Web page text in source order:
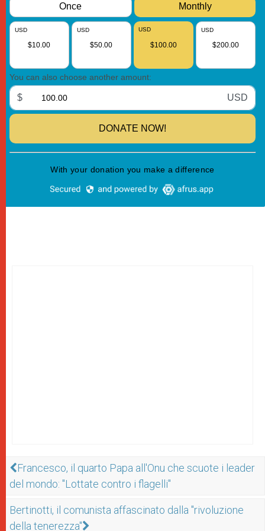
Francesco, il quarto Papa all'Onu che scuote i leader
del mondo: "Lottate contro i flagelli"
Bertinotti, il comunista affascinato dalla "rivoluzione
della tenerezza"